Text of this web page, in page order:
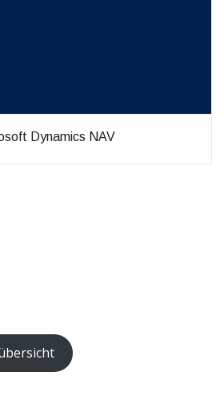
Dynamics NAV